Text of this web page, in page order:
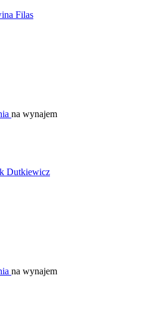
na wynajem
na wynajem